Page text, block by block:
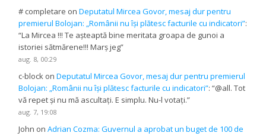
# completare onDeputatul Mircea Govor, mesaj dur pentru
premierul Bolojan: „Românii nu își plătesc facturile cu indicatori”:
“La Mircea !!! Te așteaptă bine meritata groapa de gunoi a
istoriei sătmărene!!! Marș jeg”
aug. 8, 00:29
c-block onDeputatul Mircea Govor, mesaj dur pentru premierul
Bolojan: „Românii nu își plătesc facturile cu indicatori”: “@all. Tot
vă repet și nu mă ascultați. E simplu. Nu-l votați.”
aug. 7, 19:08
John onAdrian Cozma: Guvernul a aprobat un buget de 100 de